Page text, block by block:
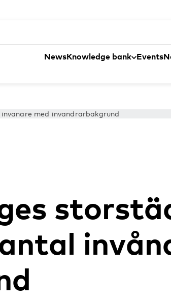
NewsKnowledge bank Events
med invandrarbakgrund